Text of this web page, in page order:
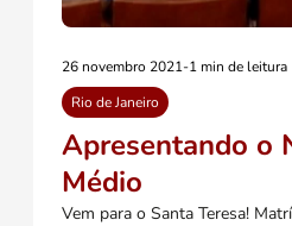
26 novembro 2021-1 min de leitura
Rio de Janeiro
Apresentando o
Médio
Vem para o Santa Teresa!